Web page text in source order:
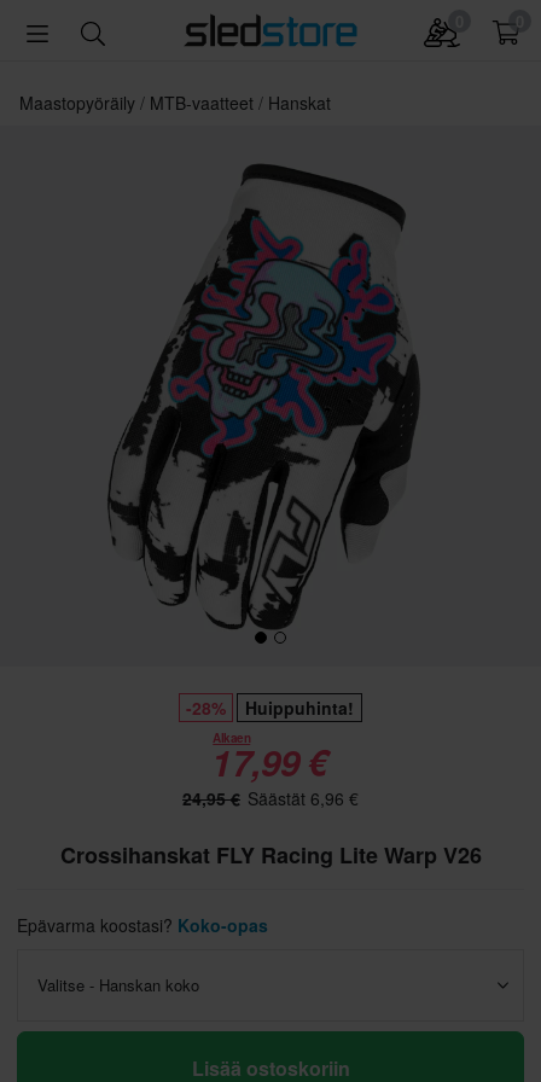
Maastopyöräily MTB-vaatteet Hanskat
-28% Huippuhinta!
Alkaen
17,99 €
24,95 € Säästät 6,96 €
Crossihanskat FLY Racing Lite Warp V26
Epävarma koostasi? Koko-opas
Valitse - Hanskan koko
Lisää ostoskoriin